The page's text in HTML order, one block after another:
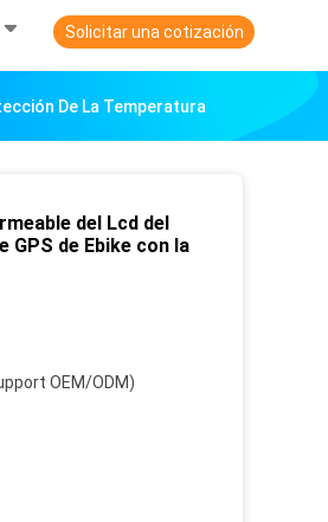
Solicitar una cotización
De La Temperatura
del Lcd del
GPS de Ebike con la
OEM/ODM)